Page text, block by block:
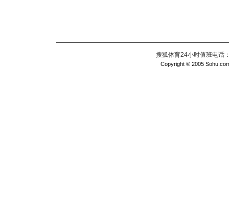
搜狐体育24小时值班电话
Copyright © 2005